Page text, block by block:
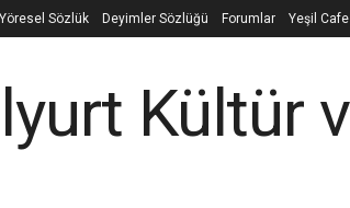
Sözlük Deyimler Sözlüğü Forumlar Yeşil Cafe